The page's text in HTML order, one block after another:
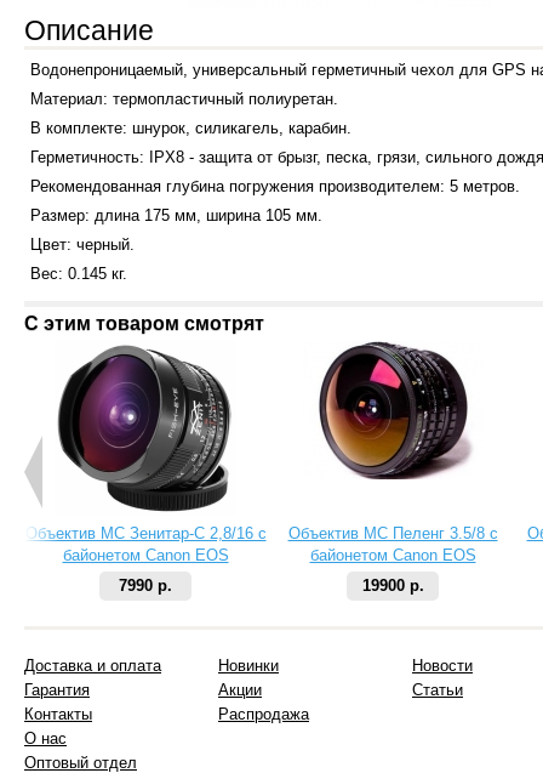
Описание
Водонепроницаемый, универсальный герметичный чехол для GPS
Материал: термопластичный полиуретан.
В комплекте: шнурок, силикагель, карабин.
Герметичность: IPX8 - защита от брызг, песка, грязи, сильного
Рекомендованная глубина погружения производителем: 5 метров.
Размер: длина 175 мм, ширина 105 мм.
Цвет: черный.
Вес: 0.145 кг.
С этим товаром смотрят
Объектив МС Зенитар-C 2,8/16 с
байонетом Canon EOS
7990 р.
Объектив МС Пеленг 3.5/8 с
байонетом Canon EOS
19900 р.
Доставка и оплата
Гарантия
Контакты
О нас
Оптовый отдел
Новинки
Акции
Распродажа
Новости
Статьи